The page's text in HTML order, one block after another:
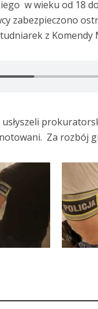
w wieku od 18
zabezpieczono
z Komendy
usłyszeli
Za rozbój